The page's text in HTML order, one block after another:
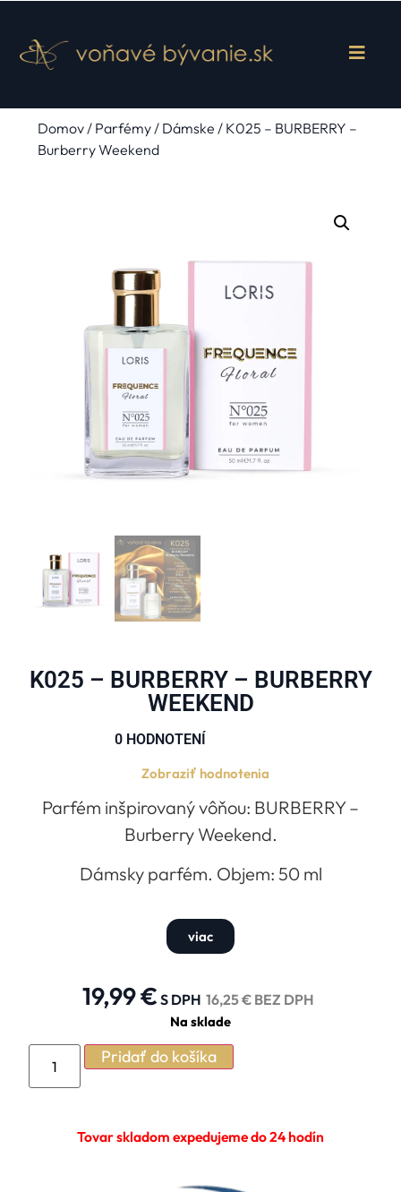
Domov/ Parfémy/ Dámske / K025 – BURBERRY –
Burberry Weekend
K025 – BURBERRY – BURBERRY
WEEKEND
0 HODNOTENÍ
Zobraziť hodnotenia
Parfém inšpirovaný vôňou: BURBERRY –
Burberry Weekend.
Dámsky parfém. Objem: 50 ml
viac
19,99€ S DPH 16,25€ BEZ DPH
Na sklade
Pridať do košíka
Tovar skladom expedujeme do 24 hodín